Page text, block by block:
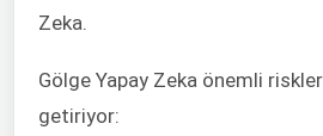
Zeka.
Gölge Yapay Zeka önemli
getiriyor: